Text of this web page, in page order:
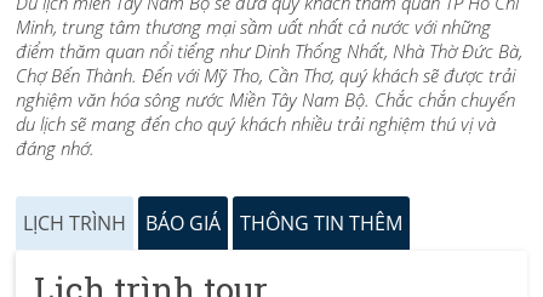
Minh, trung tâm thương mại sầm uất nhất cả nước với những
điểm thăm quan nổi tiếng như Dinh Thống Nhất, Nhà Thờ Đức Bà,
Chợ Bến Thành. Đến với Mỹ Tho, Cần Thơ, quý khách sẽ được trải
nghiệm văn hóa sông nước Miền Tây Nam Bộ. Chắc chắn chuyến
du lịch sẽ mang đến cho quý khách nhiều trải nghiệm thú vị và
đáng nhớ.
LỊCH TRÌNH BÁO GIÁ THÔNG TIN THÊM